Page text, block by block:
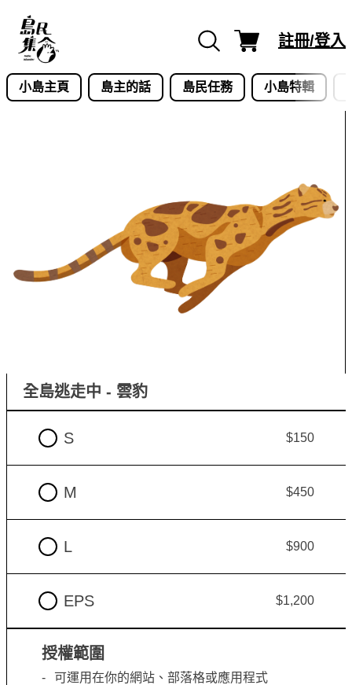
content
註冊/登入
小島主頁 島主的話 島民任務 小島特輯
全島逃走中 - 雲豹
S $150
M $450
L $900
EPS $1,200
授權範圍
可運用在你的網站、部落格或應用程式